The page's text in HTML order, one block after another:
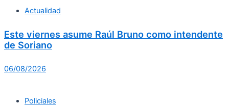
Actualidad
Este viernes asume Raúl Bruno como intendente
de Soriano
06/08/2026
Policiales